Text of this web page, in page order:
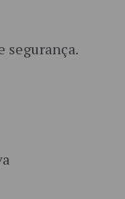
segurança.